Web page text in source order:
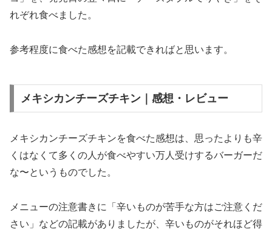
れぞれ食べました。
参考程度に食べた感想を記載できればと思います。
メキシカンチーズチキン｜感想・レビュー
メキシカンチーズチキンを食べた感想は、思ったよりも辛
くはなくて多くの人が食べやすい万人受けするバーガーだ
な〜というものでした。
メニューの注意書きに「辛いものが苦手な方はご注意くだ
さい」などの記載がありましたが、辛いものがそれほど得